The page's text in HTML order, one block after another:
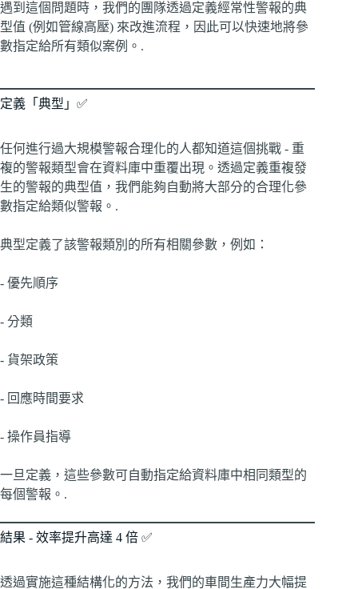
遇到這個問題時，我們的團隊透過定義經常性警報的典
型值 (例如管線高壓) 來改進流程，因此可以快速地將參
數指定給所有類似案例。.
定義「典型」✅
任何進行過大規模警報合理化的人都知道這個挑戰 - 重
複的警報類型會在資料庫中重覆出現。透過定義重複發
生的警報的典型值，我們能夠自動將大部分的合理化參
數指定給類似警報。.
典型定義了該警報類別的所有相關參數，例如：
- 優先順序
- 分類
- 貨架政策
- 回應時間要求
- 操作員指導
一旦定義，這些參數可自動指定給資料庫中相同類型的
每個警報。.
結果 - 效率提升高達 4 倍 ✅
透過實施這種結構化的方法，我們的車間生產力大幅提